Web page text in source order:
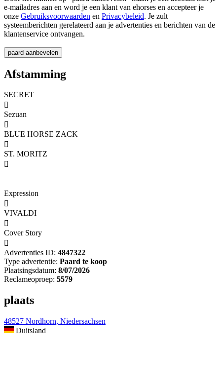
e-mailadres aan en word je een klant van ehorses en accepteer je
onze Gebruiksvoorwaarden en Privacybeleid. Je zult
systeemberichten gerelateerd aan je advertenties en berichten van de
klantenservice ontvangen.
Afstamming
SECRET

Sezuan

BLUE HORSE ZACK

ST. MORITZ

Expression

VIVALDI

Cover Story

Advertenties ID: 4847322
Type advertentie: Paard te koop
Plaatsingsdatum: 8/07/2026
Reclameoproep: 5579
plaats
48527 Nordhorn, Niedersachsen
Duitsland